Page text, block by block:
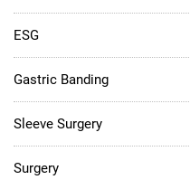
ESG
Gastric Banding
Sleeve Surgery
Surgery